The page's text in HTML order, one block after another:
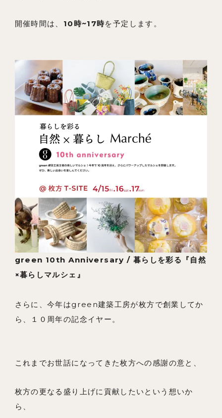
開催時間は、 10時~17時を予定します。
green 10th Anniversary / 暮らしを彩る『自然
×暮らしマルシェ』
さらに、今年はgreen建築工房が枚方で創業してか
ら、１０周年の記念イヤー。
これまでお世話になってきた枚方への感謝の意と、
枚方の更なる盛り上げに貢献したいという想いか
ら、